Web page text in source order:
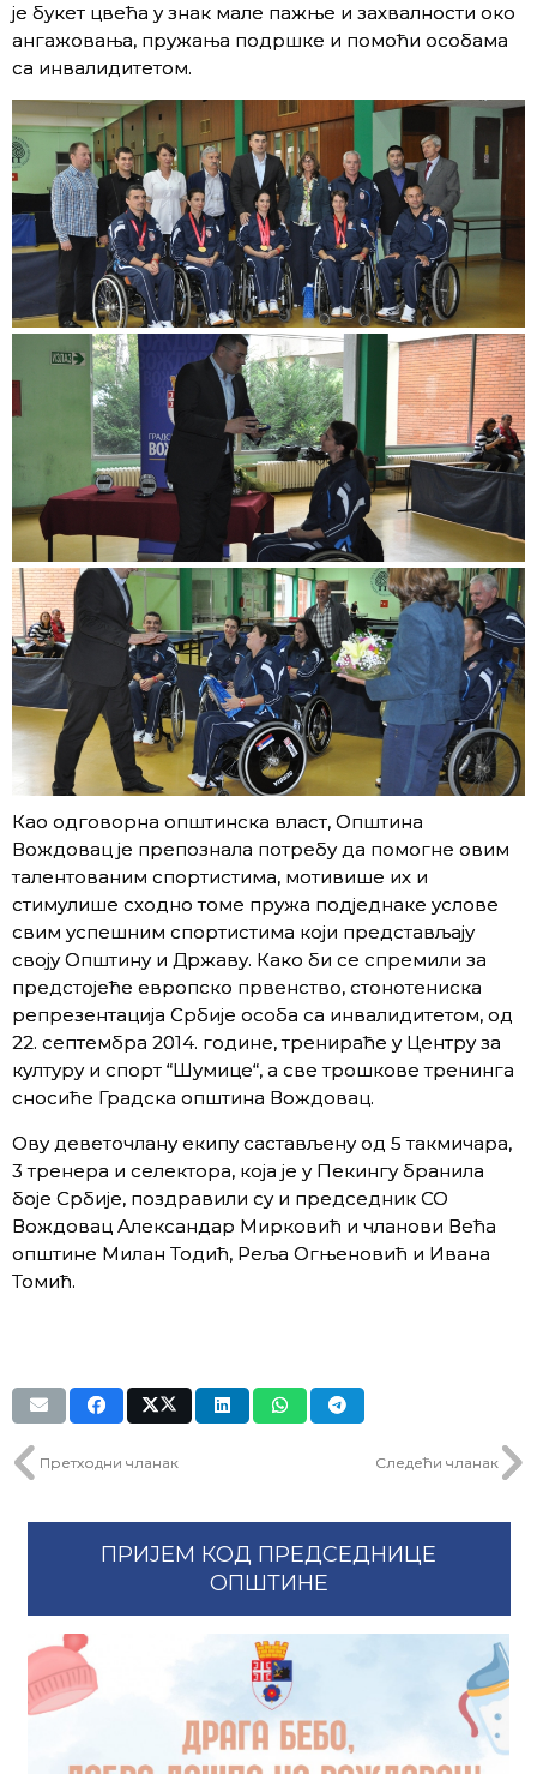
је букет цвећа у знак мале пажње и захвалности око
ангажовања, пружања подршке и помоћи особама
са инвалидитетом.
Као одговорна општинска власт, Општина
Вождовац је препознала потребу да помогне овим
талентованим спортистима, мотивише их и
стимулише сходно томе пружа подједнаке услове
свим успешним спортистима који представљају
своју Општину и Државу. Како би се спремили за
предстојеће европско првенство, стонотениска
репрезентација Србије особа са инвалидитетом, од
22. септембра 2014. године, тренираће у Центру за
културу и спорт “Шумице“, а све трошкове тренинга
сносиће Градска општина Вождовац.
Ову деветочлану екипу састављену од 5 такмичара,
3 тренера и селектора, која је у Пекингу бранила
боје Србије, поздравили су и председник СО
Вождовац Александар Мирковић и чланови Већа
општине Милан Тодић, Реља Огњеновић и Ивана
Томић.
Претходни чланак Следећи чланак
ПРИЈЕМ КОД ПРЕДСЕДНИЦЕ
ОПШТИНЕ